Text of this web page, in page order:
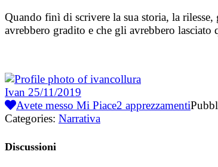
Quando finì di scrivere la sua storia, la
avrebbero gradito e che gli avrebbero
Ivan 25/11/2019
Avete messo Mi Piace2 apprezzamenti
Categories: Narrativa
Discussioni